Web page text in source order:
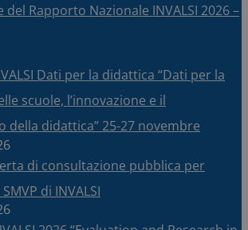
del Rapporto Nazionale INVALSI 2026 –
Dati per la didattica “Dati per la
scuole, l’innovazione e il
della didattica” 25-27 novembre
di consultazione pubblica per
di INVALSI